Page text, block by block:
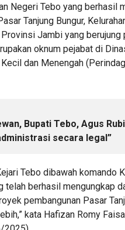
Negeri Tebo yang berhasil
Tanjung Bungur,
Jambi yang berujung
oknum pejabat di
dan Menengah
Bupati Tebo, Agus
secara legal”
Tebo dibawah komando
telah berhasil mengungkap
pembangunan Pasar
kata Hafizan Romy